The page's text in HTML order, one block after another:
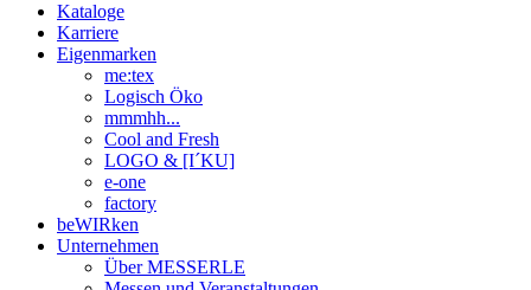
Kataloge
Karriere
Eigenmarken
me:tex
Logisch Öko
mmmhh...
Cool and Fresh
LOGO & [I´KU]
e-one
factory
beWIRken
Unternehmen
Über MESSERLE